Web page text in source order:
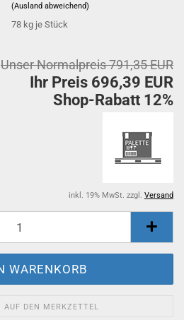
(Ausland abweichend)
78 kg je Stück
Unser Normalpreis 791,35 EUR
Ihr Preis 696,39 EUR
Shop-Rabatt 12%
inkl. 19% MwSt. zzgl. Versand
AUF DEN MERKZETTEL